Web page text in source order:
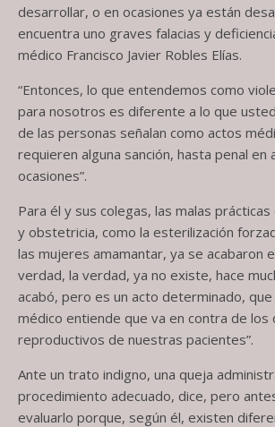
desarrollar, o en ocasiones ya están
encuentra uno graves falacias y
médico Francisco Javier Robles Elías.
“Entonces, lo que entendemos como
para nosotros es diferente a lo que
de las personas señalan como actos
requieren alguna sanción, hasta penal en
ocasiones”.
Para él y sus colegas, las malas prácticas
y obstetricia, como la esterilización
las mujeres amamantar, ya se acabaron
verdad, la verdad, ya no existe, hace
acabó, pero es un acto determinado,
médico entiende que va en contra de los
reproductivos de nuestras pacientes”.
Ante un trato indigno, una queja
procedimiento adecuado, dice, pero
evaluarlo porque, según él, existen